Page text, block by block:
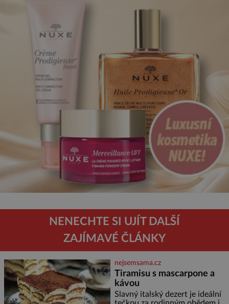
NENECHTE SI UJÍT DALŠÍ
ZAJÍMAVÉ ČLÁNKY
nejsemsama.cz
Tiramisu s mascarpone a
kávou
Slavný italský dezert je ideální